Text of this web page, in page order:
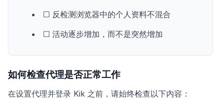
☐ 反检测浏览器中的个人资料不混合
☐ 活动逐步增加，而不是突然增加
如何检查代理是否正常工作
在设置代理并登录 Kik 之前，请始终检查以下内容：